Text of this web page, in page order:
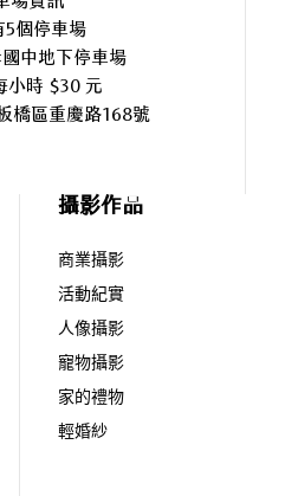
5個停車場
中地下停車場
小時 $30 元
橋區重慶路168號
攝影作品
商業攝影
活動紀實
人像攝影
寵物攝影
家的禮物
輕婚紗